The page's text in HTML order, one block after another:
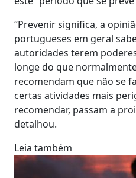
“Prevenir significa, a
portugueses em geral
autoridades terem
longe do que
recomendam que não se
certas atividades mais
recomendar, passam a
detalhou.
Leia também